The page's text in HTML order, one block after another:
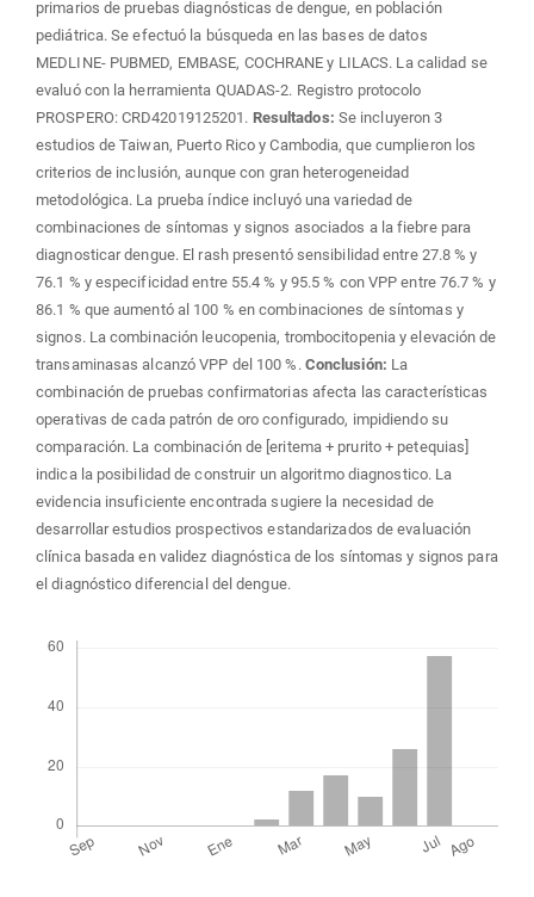
primarios de pruebas diagnósticas de dengue, en población
pediátrica. Se efectuó la búsqueda en las bases de datos
MEDLINE- PUBMED, EMBASE, COCHRANE y LILACS. La calidad se
evaluó con la herramienta QUADAS-2. Registro protocolo
PROSPERO: CRD42019125201. Resultados: Se incluyeron 3
estudios de Taiwan, Puerto Rico y Cambodia, que cumplieron los
criterios de inclusión, aunque con gran heterogeneidad
metodológica. La prueba índice incluyó una variedad de
combinaciones de síntomas y signos asociados a la fiebre para
diagnosticar dengue. El rash presentó sensibilidad entre 27.8 % y
76.1 % y especificidad entre 55.4 % y 95.5 % con VPP entre 76.7 % y
86.1 % que aumentó al 100 % en combinaciones de síntomas y
signos. La combinación leucopenia, trombocitopenia y elevación de
transaminasas alcanzó VPP del 100 %. Conclusión: La
combinación de pruebas confirmatorias afecta las características
operativas de cada patrón de oro configurado, impidiendo su
comparación. La combinación de [eritema + prurito + petequias]
indica la posibilidad de construir un algoritmo diagnostico. La
evidencia insuficiente encontrada sugiere la necesidad de
desarrollar estudios prospectivos estandarizados de evaluación
clínica basada en validez diagnóstica de los síntomas y signos para
el diagnóstico diferencial del dengue.